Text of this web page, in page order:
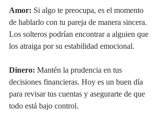
Amor: Si algo te preocupa, es el momento
de hablarlo con tu pareja de manera sincera.
Los solteros podrían encontrar a alguien que
los atraiga por su estabilidad emocional.
Dinero: Mantén la prudencia en tus
decisiones financieras. Hoy es un buen día
para revisar tus cuentas y asegurarte de que
todo está bajo control.